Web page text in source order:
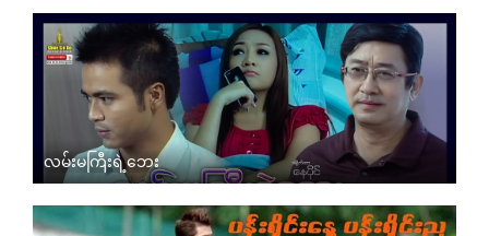
လမ်းမကြီးရဲ့ဘေး